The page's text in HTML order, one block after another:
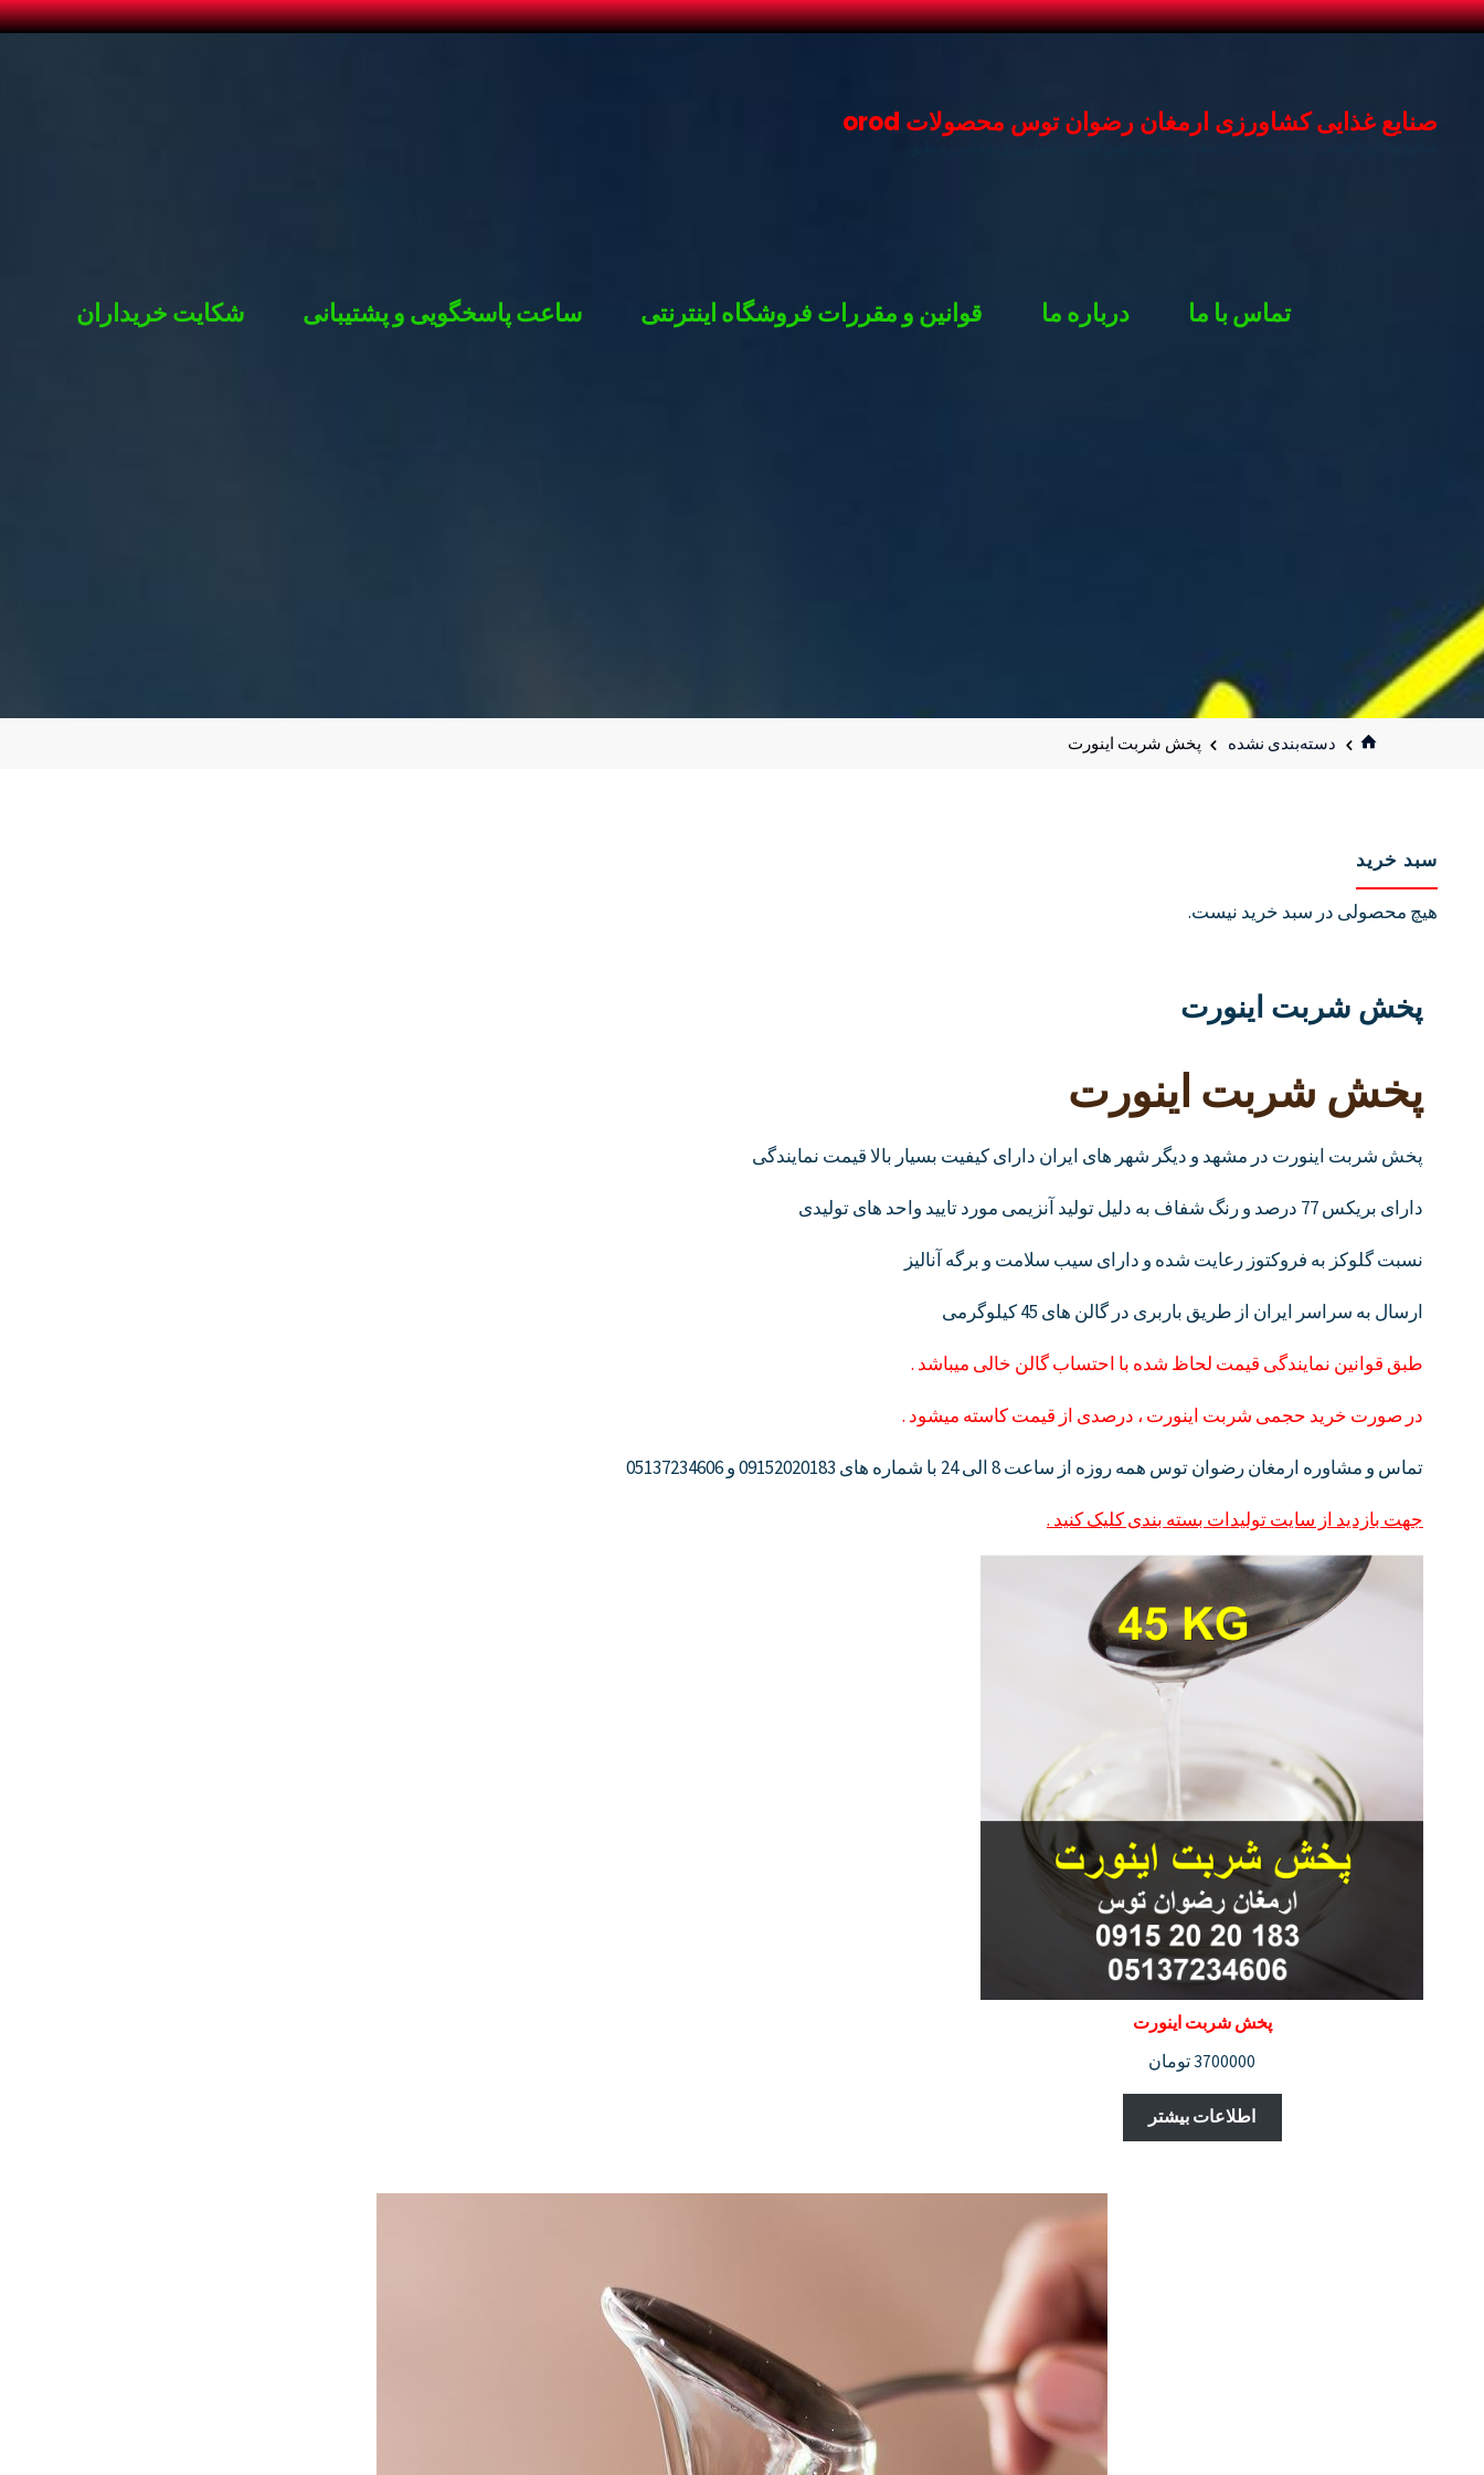
صنایع غذایی کشاورزی ارمغان رضوان توس محصولات orod
تماس با ما درباره ما قوانین و مقررات فروشگاه اینترنتی ساعت پاسخگویی و پشتیبانی شکایت خریداران
خانهدسته‌بندی نشده پخش شربت اینورت
سبد خرید
هیچ محصولی در سبد خرید نیست.
پخش شربت اینورت
پخش شربت اینورت
پخش شربت اینورت در مشهد و دیگر شهر های ایران دارای کیفیت بسیار بالا قیمت نمایندگی
دارای بریکس 77 درصد و رنگ شفاف به دلیل تولید آنزیمی مورد تایید واحد های تولیدی
نسبت گلوکز به فروکتوز رعایت شده و دارای سیب سلامت و برگه آنالیز
ارسال به سراسر ایران از طریق باربری در گالن های 45 کیلوگرمی
طبق قوانین نمایندگی قیمت لحاظ شده با احتساب گالن خالی میباشد .
در صورت خرید حجمی شربت اینورت ، درصدی از قیمت کاسته میشود .
تماس و مشاوره ارمغان رضوان توس همه روزه از ساعت 8 الی 24 با شماره های 09152020183 و 05137234606
جهت بازدید از سایت تولیدات بسته بندی کلیک کنید .
پخش شربت اینورت
3700000تومان
اطلاعات بیشتر